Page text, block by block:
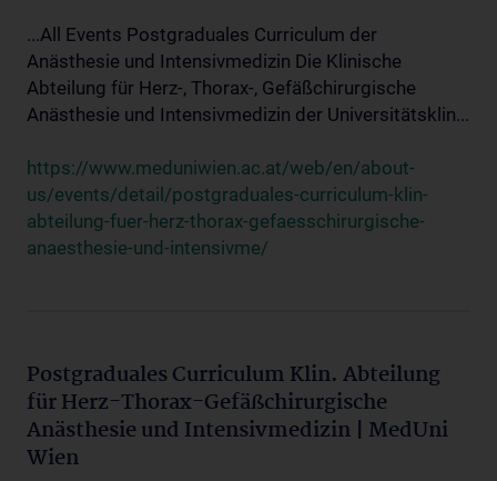
...All Events Postgraduales Curriculum der
Anästhesie und Intensivmedizin Die Klinische
Abteilung für Herz-, Thorax-, Gefäßchirurgische
Anästhesie und Intensivmedizin der Universitätsklin...
https://www.meduniwien.ac.at/web/en/about-
us/events/detail/postgraduales-curriculum-klin-
abteilung-fuer-herz-thorax-gefaesschirurgische-
anaesthesie-und-intensivme/
Postgraduales Curriculum Klin. Abteilung
für Herz-Thorax-Gefäßchirurgische
Anästhesie und Intensivmedizin | MedUni
Wien